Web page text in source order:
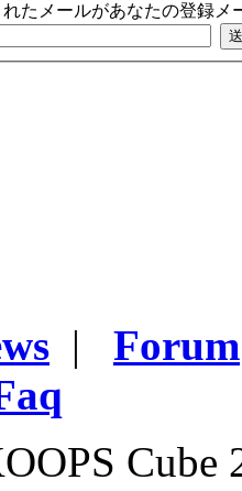
たメールがあなたの登録メ
| Forum